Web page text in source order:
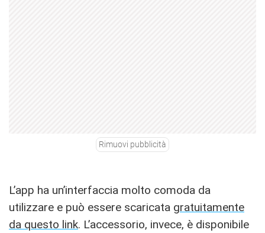
Rimuovi pubblicità
L’app ha un’interfaccia molto comoda da
utilizzare e può essere scaricata gratuitamente
da questo link. L’accessorio, invece, è disponibile